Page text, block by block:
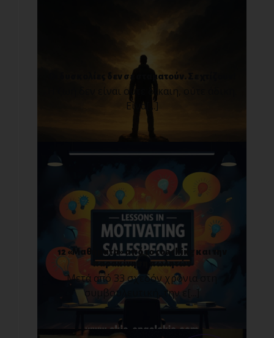
Οι δυσκολίες δεν σε σταματούν. Σε χτίζουν!
Η ζωή δεν είναι ούτε δίκαιη, ούτε άδικη.
Είνα[...]
12 «Μαθήματα» από το coaching και την
παρακίνηση πωλητών
Μετά από 33 σχεδόν χρόνια στη
συμβουλευτική, την ε[...]